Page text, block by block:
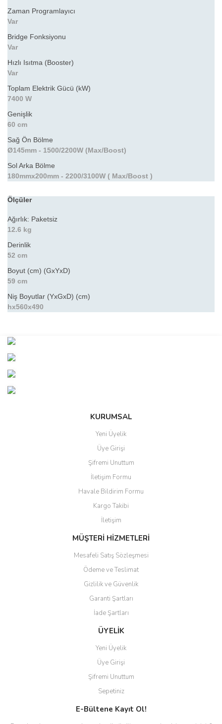
Zaman Programlayıcı
Var
Bridge Fonksiyonu
Var
Hızlı Isıtma (Booster)
Var
Toplam Elektrik Gücü (kW)
7400 W
Genişlik
60 cm
Sağ Ön Bölme
Ø145mm - 1500/2200W (Max/Boost)
Sol Arka Bölme
180mmx200mm - 2200/3100W ( Max/Boost )
Ölçüler
Ağırlık: Paketsiz
12.6 kg
Derinlik
52 cm
Boyut (cm) (GxYxD)
59 cm
Niş Boyutlar (YxGxD) (cm)
hx560x490
konularda yetersiz gördüğünüz noktaları öneri formunu kullanarak
Görüş ve önerileriniz için teşekkür ederiz.
Ürün bilgilerinde hatalar bulunuyor.
Gönder
KURUMSAL
Yeni Üyelik
Üye Girişi
Şifremi Unuttum
İletişim Formu
Havale Bildirim Formu
Kargo Takibi
İletişim
MÜŞTERİ HİZMETLERİ
Mesafeli Satış Sözleşmesi
Ödeme ve Teslimat
Gizlilik ve Güvenlik
Garanti Şartları
İade Şartları
ÜYELİK
Yeni Üyelik
Üye Girişi
Şifremi Unuttum
Sepetiniz
E-Bültene Kayıt Ol!